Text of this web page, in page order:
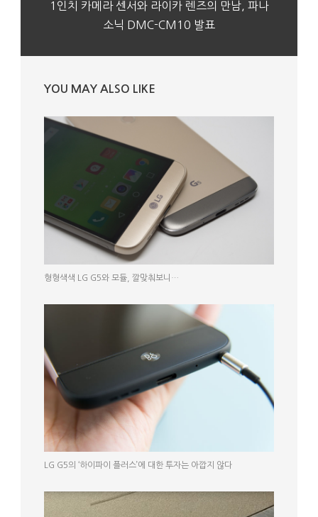
1인치 카메라 센서와 라이카 렌즈의 만남, 파나
소닉 DMC-CM10 발표
YOU MAY ALSO LIKE
형형색색 LG G5와 모듈, 깔맞춰보니…
LG G5의 ‘하이파이 플러스’에 대한 투자는 아깝지 않다